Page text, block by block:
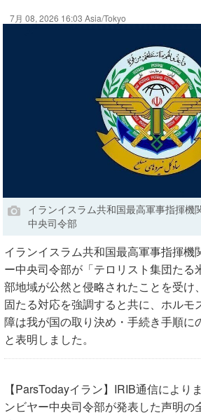
7月 08, 2026 16:03 Asia/Tokyo
イランイスラム共和国最高軍事指揮機
中央司令部
イランイスラム共和国最高軍事指揮機
ー中央司令部が「テロリスト集団たる
部地域が公然と侵略されたことを受け
固たる対応を強調すると共に、ホルモ
障は我が国の取り決め・手続き手順に
と表明しました。
【ParsTodayイラン】IRIB通信により
ンビヤー中央司令部が発表した声明の